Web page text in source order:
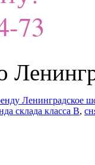
73
Ленинградское
склада класса В,